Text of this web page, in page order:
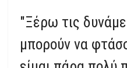
"Ξέρω τις
μπορούν να